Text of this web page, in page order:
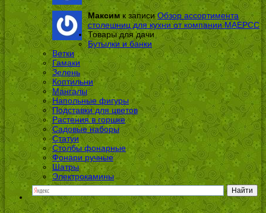
Максимк записи Обзор ассортимента
столешниц для кухни от компании МАЕРСС
Товары для дачи
Бутылки и банки
Ветки
Гамаки
Зелень
Коптильни
Мангалы
Напольные фигуры
Подставки для цветов
Растения в горшке
Садовые наборы
Статуи
Столбы фонарные
Фонари ручные
Шатры
Электрокамины